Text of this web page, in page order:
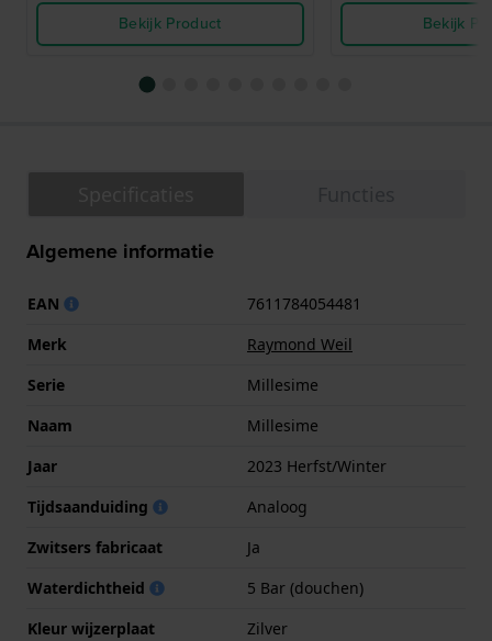
Bekijk Product
Bekijk
Algemene informatie
EAN
7611784054481
Merk
Raymond Weil
Serie
Millesime
Naam
Millesime
Jaar
2023 Herfst/Winter
Tijdsaanduiding
Analoog
Zwitsers fabricaat
Ja
Waterdichtheid
5 Bar (douchen)
Kleur wijzerplaat
Zilver